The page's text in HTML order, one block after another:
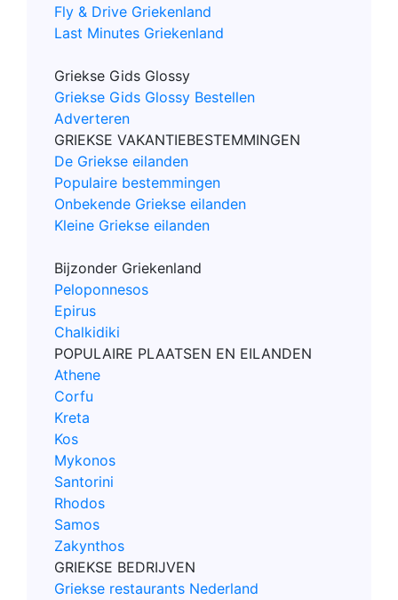
Fly & Drive Griekenland
Last Minutes Griekenland
Griekse Gids Glossy
Griekse Gids Glossy Bestellen
Adverteren
GRIEKSE VAKANTIEBESTEMMINGEN
De Griekse eilanden
Populaire bestemmingen
Onbekende Griekse eilanden
Kleine Griekse eilanden
Bijzonder Griekenland
Peloponnesos
Epirus
Chalkidiki
POPULAIRE PLAATSEN EN EILANDEN
Athene
Corfu
Kreta
Kos
Mykonos
Santorini
Rhodos
Samos
Zakynthos
GRIEKSE BEDRIJVEN
Griekse restaurants Nederland